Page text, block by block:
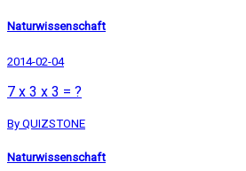
Naturwissenschaft
2014-02-04
7 x 3 x 3 = ?
By QUIZSTONE
Naturwissenschaft